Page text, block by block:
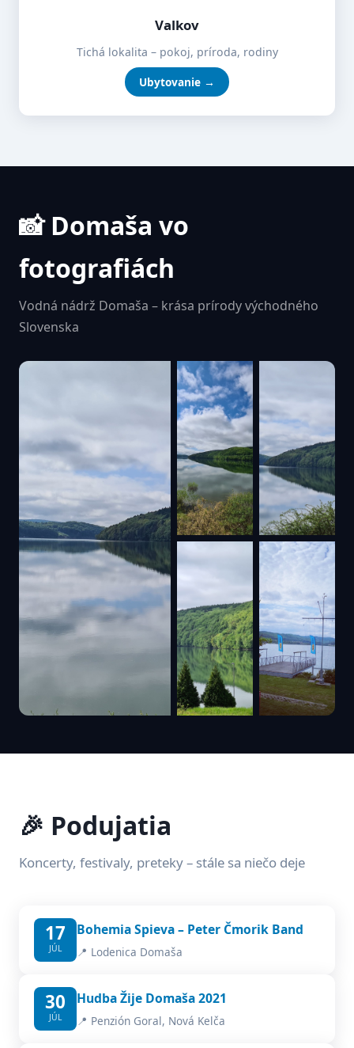
Valkov
Tichá lokalita – pokoj, príroda, rodiny
Ubytovanie →
📸 Domaša vo
fotografiách
Vodná nádrž Domaša – krása prírody východného
Slovenska
🎉 Podujatia
Koncerty, festivaly, preteky – stále sa niečo deje
17
JÚL
Bohemia Spieva – Peter Čmorik Band
📍 Lodenica Domaša
30
JÚL
Hudba Žije Domaša 2021
📍 Penzión Goral, Nová Kelča